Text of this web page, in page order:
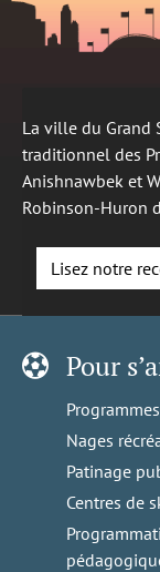
La ville du Grand
traditionnel des
Anishnawbek et
Robinson-Huron
Lisez notre
Pour
Nages
Patinage
Centres de